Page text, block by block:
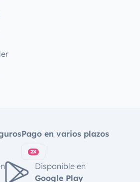
Pago en varios plazos
Disponible en
Google Play